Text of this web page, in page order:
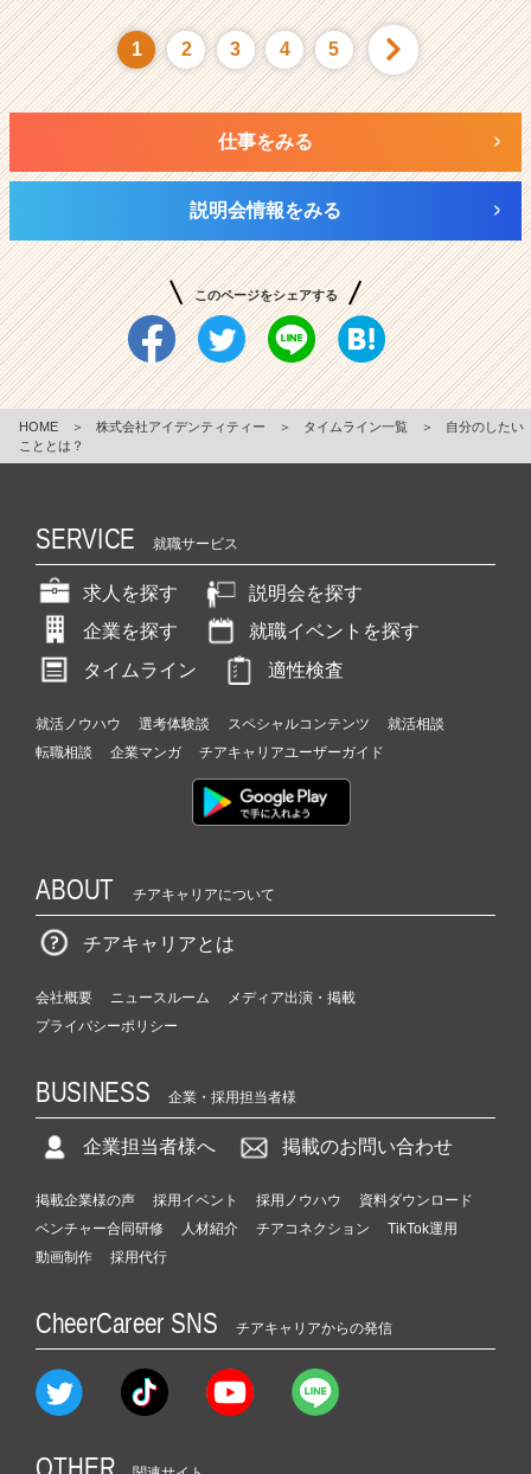
1 2 3 4 5
仕事をみる
説明会情報をみる
このページをシェアする
HOME ＞ 株式会社アイデンティティー ＞ タイムライン一覧 ＞
自分のしたい
こととは？
SERVICE 就職サービス
求人を探す
説明会を探す
企業を探す
就職イベントを探す
タイムライン
適性検査
就活ノウハウ 選考体験談 スペシャルコンテンツ
就活相談
転職相談
企業マンガ チアキャリアユーザーガイド
ABOUT チアキャリアについて
チアキャリアとは
会社概要 ニュースルーム
メディア出演・掲載
プライバシーポリシー
BUSINESS 企業・採用担当者様
企業担当者様へ 掲載のお問い合わせ
掲載企業様の声 採用イベント 採用ノウハウ
資料ダウンロード
ベンチャー合同研修
人材紹介 チアコネクション
TikTok運用
動画制作
採用代行
CheerCareer SNS チアキャリアからの発信
OTHER